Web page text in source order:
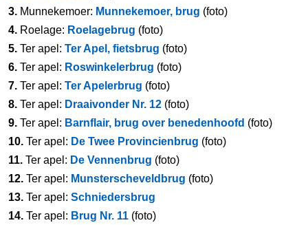
3. Munnekemoer: Munnekemoer, brug (foto)
4. Roelage: Roelagebrug (foto)
5. Ter apel: Ter Apel, fietsbrug (foto)
6. Ter apel: Roswinkelerbrug (foto)
7. Ter apel: Ter Apelerbrug (foto)
8. Ter apel: Draaivonder Nr. 12 (foto)
9. Ter apel: Barnflair, brug over benedenhoofd (foto)
10. Ter apel: De Twee Provincienbrug (foto)
11. Ter apel: De Vennenbrug (foto)
12. Ter apel: Munsterscheveldbrug (foto)
13. Ter apel: Schniedersbrug
14. Ter apel: Brug Nr. 11 (foto)